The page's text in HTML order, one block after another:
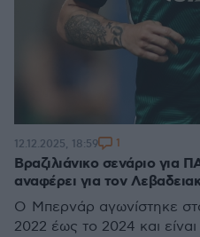
Βραζιλιάνικο σενάριο για
αναφέρει για τον
O Μπερνάρ αγωνίστηκε
2022 έως το 2024 και
12.12.2025, 18:59 1